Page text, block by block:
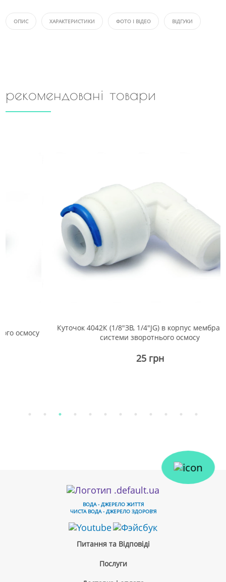
ОПИС ХАРАКТЕРИСТИКИ ФОТО І ВІДЕО ВІДГУКИ
рекомендовані товари
Куточок 4042К (1/8"ЗВ, 1/4"JG) в корпус мембрани для
системи зворотнього осмосу
25 грн
ВОДА - ДЖЕРЕЛО ЖИТТЯ
ЧИСТА ВОДА - ДЖЕРЕЛО ЗДОРОВ'Я
Питання та Відповіді
Послуги